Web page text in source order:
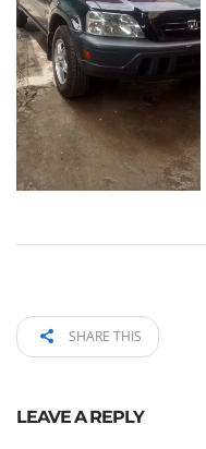
SHARE THIS
LEAVE A REPLY